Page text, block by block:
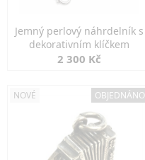
Jemný perlový náhrdelník s
dekorativním klíčkem
2 300 Kč
NOVÉ OBJEDNÁNO